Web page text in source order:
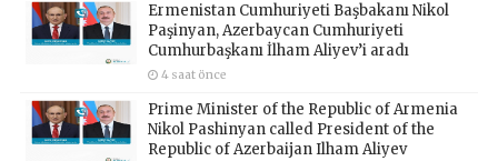
Ermenistan Cumhuriyeti Başbakanı Nikol
Paşinyan, Azerbaycan Cumhuriyeti
Cumhurbaşkanı İlham Aliyev’i aradı
4 saat önce
Prime Minister of the Republic of Armenia
Nikol Pashinyan called President of the
Republic of Azerbaijan Ilham Aliyev